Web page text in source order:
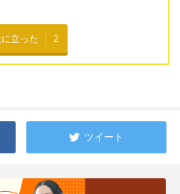
立った 2
ツイート